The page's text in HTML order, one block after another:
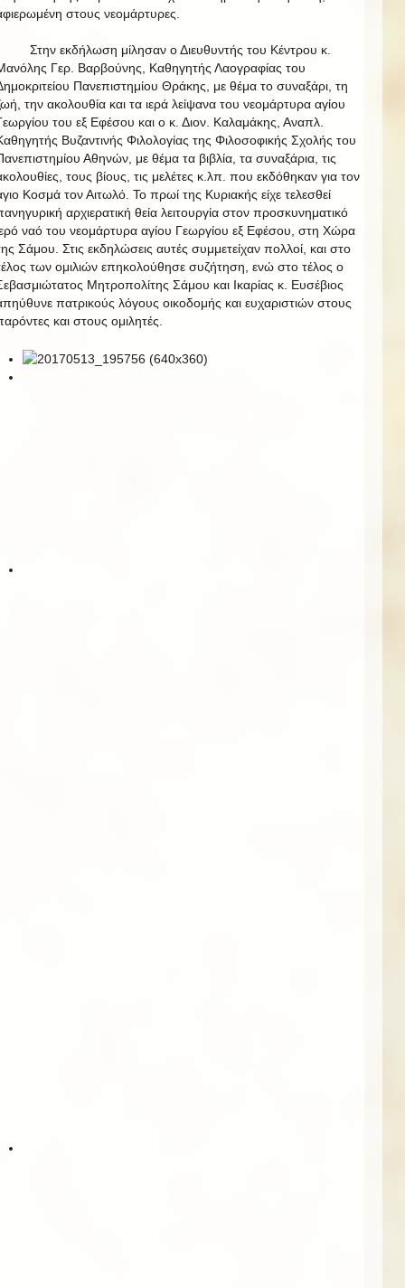
στους νεομάρτυρες.
Στην εκδήλωση μίλησαν ο Διευθυντής του Κέντρου κ.
Γερ. Βαρβούνης, Καθηγητής Λαογραφίας του
Πανεπιστημίου Θράκης, με θέμα το συναξάρι, τη
την ακολουθία και τα ιερά λείψανα του νεομάρτυρα αγίου
του εξ Εφέσου και ο κ. Διον. Καλαμάκης, Αναπλ.
Βυζαντινής Φιλολογίας της Φιλοσοφικής Σχολής του
Αθηνών, με θέμα τα βιβλία, τα συναξάρια, τις
τους βίους, τις μελέτες κ.λπ. που εκδόθηκαν για τον
Κοσμά τον Αιτωλό. Το πρωί της Κυριακής είχε τελεσθεί
αρχιερατική θεία λειτουργία στον προσκυνηματικό
ναό του νεομάρτυρα αγίου Γεωργίου εξ Εφέσου, στη Χώρα
Σάμου. Στις εκδηλώσεις αυτές συμμετείχαν πολλοί, και στο
των ομιλιών επηκολούθησε συζήτηση, ενώ στο τέλος ο
Μητροπολίτης Σάμου και Ικαρίας κ. Ευσέβιος
πατρικούς λόγους οικοδομής και ευχαριστιών στους
και στους ομιλητές.